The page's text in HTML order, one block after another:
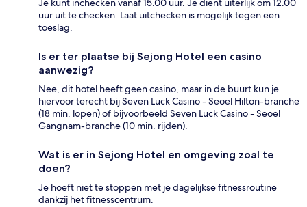
Je kunt inchecken vanaf 15.00 uur. Je dient uiterlijk om 12.00
uur uit te checken. Laat uitchecken is mogelijk tegen een
toeslag.
Is er ter plaatse bij Sejong Hotel een casino
aanwezig?
Nee, dit hotel heeft geen casino, maar in de buurt kun je
hiervoor terecht bij Seven Luck Casino - Seoel Hilton-branche
(18 min. lopen) of bijvoorbeeld Seven Luck Casino - Seoel
Gangnam-branche (10 min. rijden).
Wat is er in Sejong Hotel en omgeving zoal te
doen?
Je hoeft niet te stoppen met je dagelijkse fitnessroutine
dankzij het fitnesscentrum.